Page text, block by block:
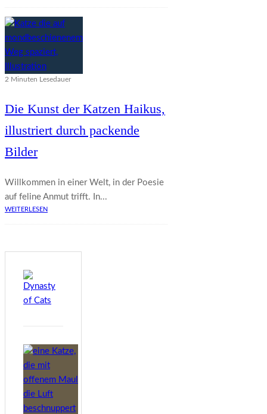
2 Minuten Lesedauer
Die Kunst der Katzen Haikus,
illustriert durch packende
Bilder
Willkommen in einer Welt, in der Poesie
auf feline Anmut trifft. In...
WEITERLESEN